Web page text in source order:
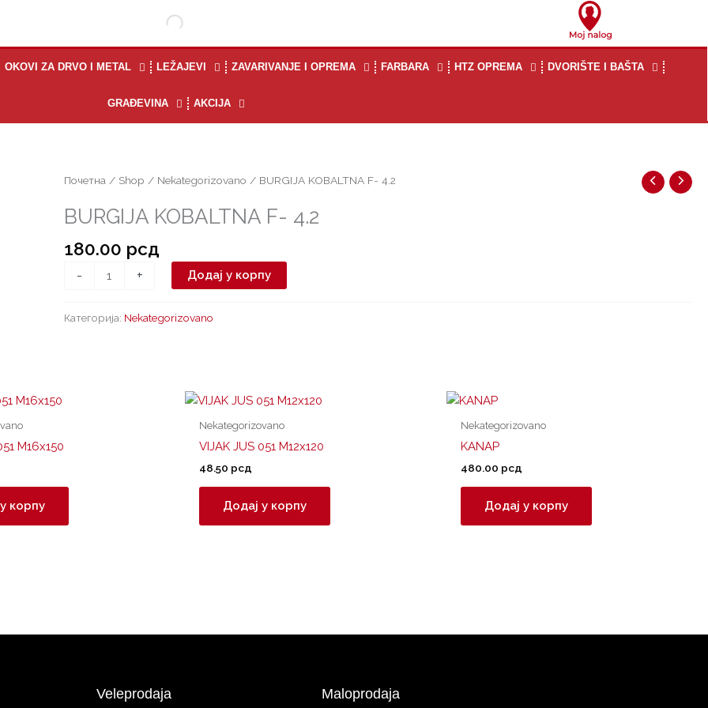
OKOVI ZA DRVO I METAL LEŽAJEVI ZAVARIVANJE I OPREMA FARBARA HTZ OPREMA DVORIŠTE I BAŠTA
GRAĐEVINA AKCIJA
Почетна / Shop / Nekategorizovano / BURGIJA KOBALTNA F- 4.2
BURGIJA KOBALTNA F- 4.2
180.00 рсд
-
BURGIJA
F-
количина
+ Додај у корпу
Категорија: Nekategorizovano
M16x150
корпу
Nekategorizovano
VIJAK JUS 051 M12x120
48.50 рсд
Додај у корпу
Nekategorizovano
KANAP
480.00 рсд
Додај у корпу
Veleprodaja Maloprodaja